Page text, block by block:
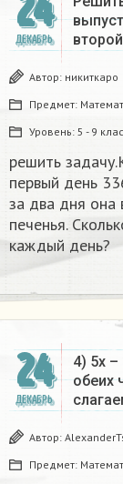
24
ДЕКАБРЬ
Автор: никиткаро
Предмет:
Уровень: 5 - 9
решить
первый день
за два дня она
печенья.
каждый день?
24
ДЕКАБРЬ
4) 5х –
обеих
Автор:
Предмет: